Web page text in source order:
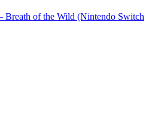
Breath of the Wild (Nintendo Switch